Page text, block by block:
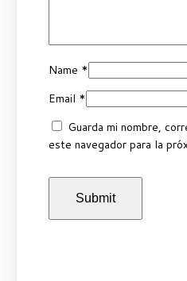
Name *
Email *
Guarda mi nombre,
este navegador para la